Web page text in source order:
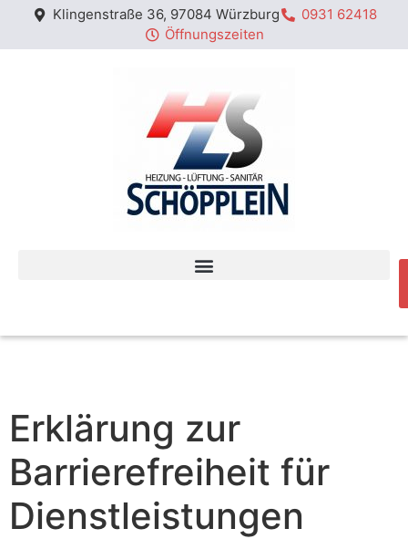
Klingenstraße 36, 97084 Würzburg
0931 62418
Öffnungszeiten
Erklärung zur
Barrierefreiheit für
Dienstleistungen